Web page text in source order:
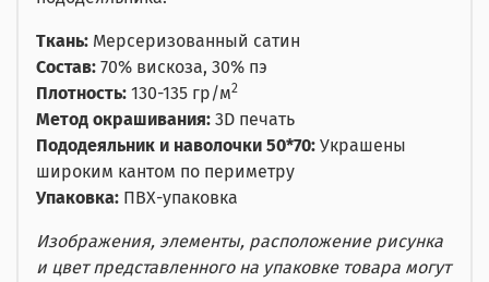
Ткань: Мерсеризованный сатин
Состав: 70% вискоза, 30% пэ
Плотность: 130-135 гр/м2
Метод окрашивания: 3D печать
Пододеяльник и наволочки 50*70: Украшены
широким кантом по периметру
Упаковка: ПВХ-упаковка
Изображения, элементы, расположение рисунка
и цвет представленного на упаковке товара могут